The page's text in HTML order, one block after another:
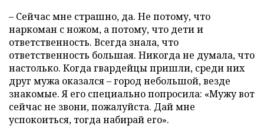
– Сейчас мне страшно, да. Не потому, что
наркоман с ножом, а потому, что дети и
ответственность. Всегда знала, что
ответственность большая. Никогда не думала, что
настолько. Когда гвардейцы пришли, среди них
друг мужа оказался – город небольшой, везде
знакомые. Я его специально попросила: «Мужу вот
сейчас не звони, пожалуйста. Дай мне
успокоиться, тогда набирай его».